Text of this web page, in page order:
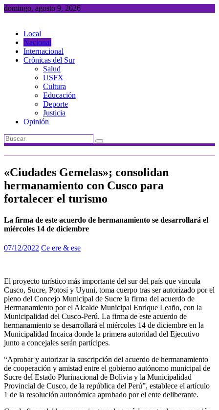
Saltar
domingo, agosto 9, 2026
Local
Nacional
Internacional
Crónicas del Sur
Salud
USFX
Cultura
Educación
Deporte
Justicia
Opinión
«Ciudades Gemelas»; consolidan
hermanamiento con Cusco para
fortalecer el turismo
La firma de este acuerdo de hermanamiento se desarrollará el
miércoles 14 de diciembre
07/12/2022 Ce ere & ese
El proyecto turístico más importante del sur del país que vincula
Cusco, Sucre, Potosí y Uyuni, toma cuerpo tras ser autorizado por el
pleno del Concejo Municipal de Sucre la firma del acuerdo de
Hermanamiento por el Alcalde Municipal Enrique Leaño, con la
Municipalidad del Cusco-Perú. La firma de este acuerdo de
hermanamiento se desarrollará el miércoles 14 de diciembre en la
Municipalidad Incaica donde la primera autoridad del Ejecutivo
junto a concejales serán partícipes.
“Aprobar y autorizar la suscripción del acuerdo de hermanamiento
de cooperación y amistad entre el gobierno autónomo municipal de
Sucre del Estado Plurinacional de Bolivia y la Municipalidad
Provincial de Cusco, de la república del Perú”, establece el artículo
1 de la resolución autonómica aprobado por el ente deliberante.